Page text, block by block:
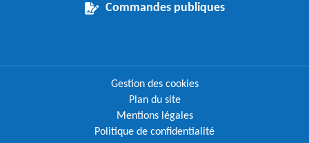
Commandes publiques
Gestion des cookies
Plan du site
Mentions légales
Politique de confidentialité